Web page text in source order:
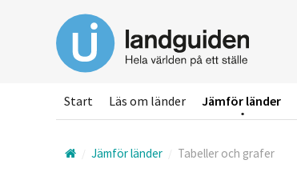
huvudinnehållet
Start Läs om länder Jämför länder
Jämför länder Tabeller och grafer